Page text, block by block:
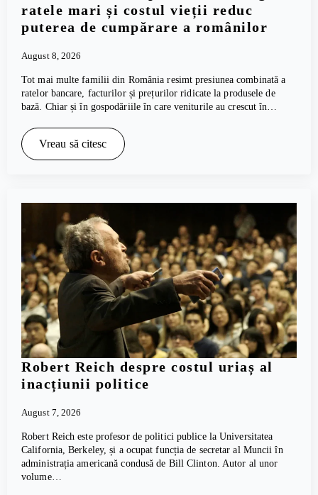
ratele mari și costul vieții reduc
puterea de cumpărare a românilor
August 8, 2026
Tot mai multe familii din România resimt presiunea combinată a
ratelor bancare, facturilor și prețurilor ridicate la produsele de
bază. Chiar și în gospodăriile în care veniturile au crescut în…
Vreau să citesc
Robert Reich despre costul uriaș al
inacțiunii politice
August 7, 2026
Robert Reich este profesor de politici publice la Universitatea
California, Berkeley, și a ocupat funcția de secretar al Muncii în
administrația americană condusă de Bill Clinton. Autor al unor
volume…